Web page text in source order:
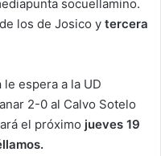
socuellamino.
de los de Josico y tercera
le espera a la UD
2-0 al Calvo Sotelo
el próximo jueves 19